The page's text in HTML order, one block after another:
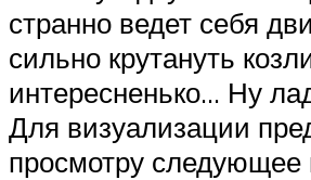
странно ведет себя
сильно крутануть
интересненько… Ну
Для визуализации
просмотру следующее